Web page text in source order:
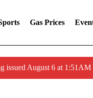
Gas Prices
issued August 6 at